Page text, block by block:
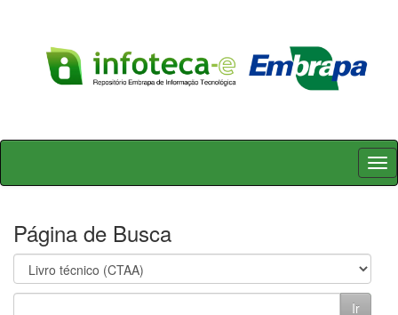
Skip
Página de Busca